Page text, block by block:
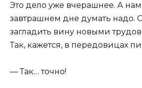
Это дело уже вчерашнее. А нам
завтрашнем дне думать надо.
загладить вину новыми
Так, кажется, в передовицах
— Так… точно!